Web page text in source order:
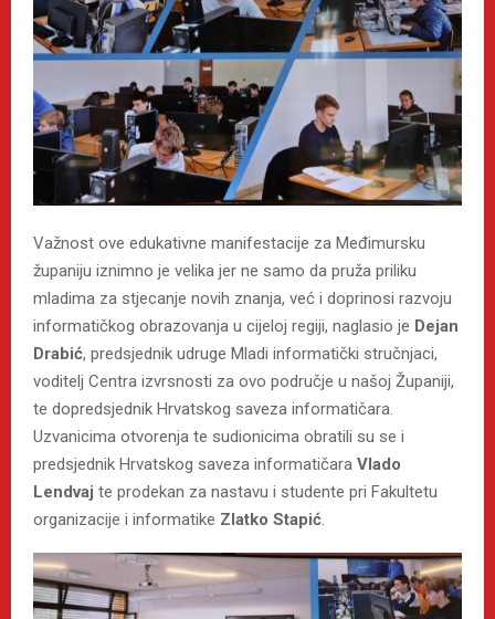
Važnost ove edukativne manifestacije za Međimursku
županiju iznimno je velika jer ne samo da pruža priliku
mladima za stjecanje novih znanja, već i doprinosi razvoju
informatičkog obrazovanja u cijeloj regiji, naglasio je Dejan
Drabić, predsjednik udruge Mladi informatički stručnjaci,
voditelj Centra izvrsnosti za ovo područje u našoj Županiji,
te dopredsjednik Hrvatskog saveza informatičara.
Uzvanicima otvorenja te sudionicima obratili su se i
predsjednik Hrvatskog saveza informatičara Vlado
Lendvaj te prodekan za nastavu i studente pri Fakultetu
organizacije i informatike Zlatko Stapić.